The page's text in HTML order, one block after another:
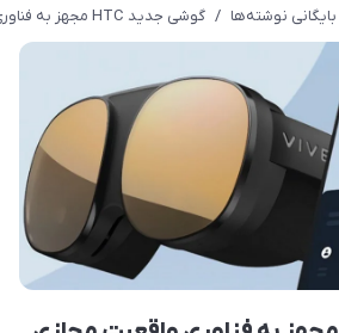
بایگانی نوشته‌ها / گوشی جدید HTC مجهز به فناوری واقعیت مجازی و واقعیت افزوده به زودی معرفی خواهد شد